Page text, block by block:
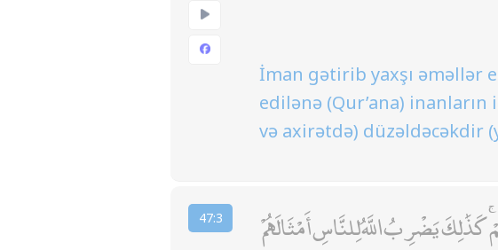
İman gətirib yaxşı əməllər
edilənə (Qur’ana)
və axirətdə) düzəldəcəkdir
47:3 كَذَٰلِكَ يَضْرِبُ اللَّهُ لِلنَّاسِ أَمْثَالَهُمْ